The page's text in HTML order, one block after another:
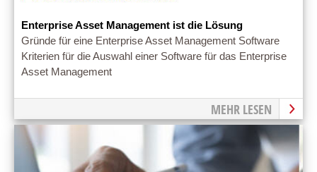
Enterprise Asset Management ist die Lösung
Gründe für eine Enterprise Asset Management Software
Kriterien für die Auswahl einer Software für das Enterprise
Asset Management
MEHR LESEN